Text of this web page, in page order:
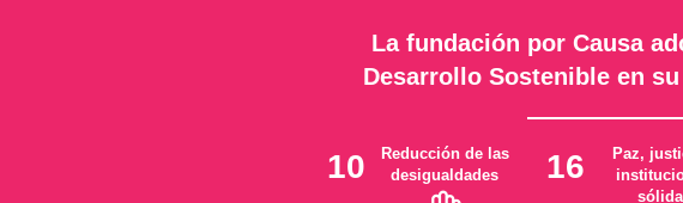
La fundación por Causa
Desarrollo Sostenible en
10
Reducción de las
desigualdades
16
Paz,